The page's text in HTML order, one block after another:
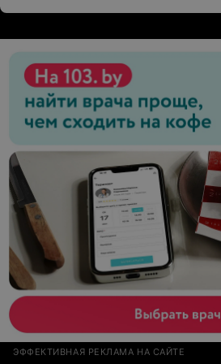
уровня за 9 рублей. Но когда это
ЭФФЕКТИВНАЯ РЕКЛАМА НА САЙТЕ